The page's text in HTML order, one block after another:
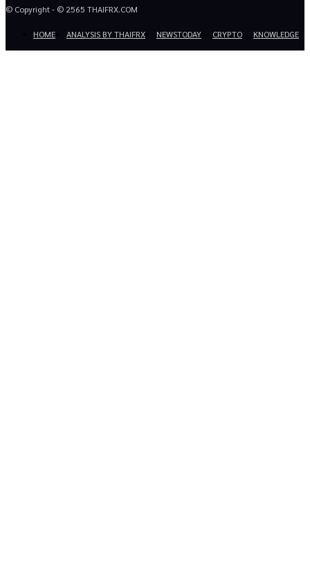
© Copyright - © 2565 THAIFRX.COM
HOME ANALYSIS BY THAIFRX NEWSTODAY CRYPTO KNOWLEDGE